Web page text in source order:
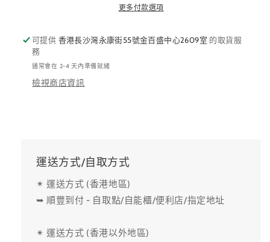
更多付款選項
可提供 香港長沙灣永康街55號金百盛中心2609室 的取貨服
務
通常會在 2-4 天內準備就緒
檢視商店資訊
運送方式/自取方式
✴ 運送方式 (香港地區)
➥ 順豐到付 - 自取點/自能櫃/便利店/指定地址
✴ 運送方式 (香港以外地區)